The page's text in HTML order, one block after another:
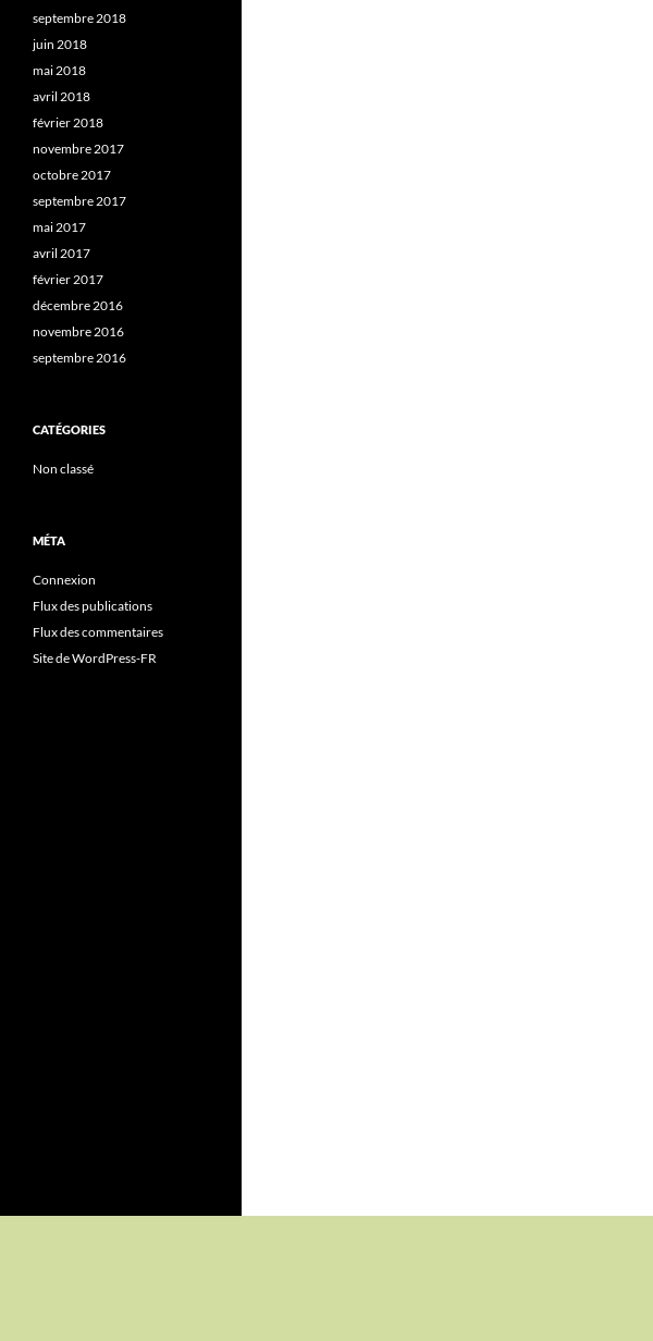
septembre 2018
juin 2018
mai 2018
avril 2018
février 2018
novembre 2017
octobre 2017
septembre 2017
mai 2017
avril 2017
février 2017
décembre 2016
novembre 2016
septembre 2016
CATÉGORIES
Non classé
MÉTA
Connexion
Flux des publications
Flux des commentaires
Site de WordPress-FR